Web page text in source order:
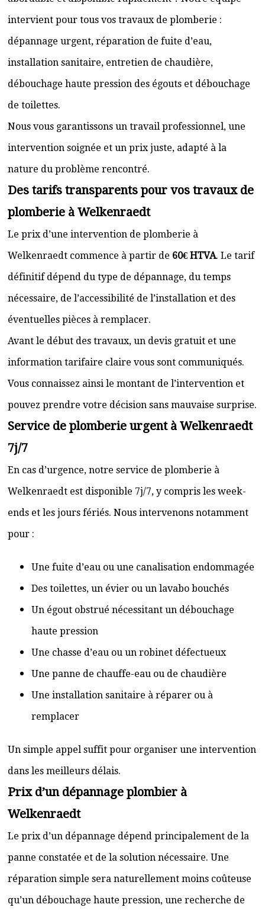
intervient pour tous vos travaux de plomberie :
dépannage urgent, réparation de fuite d’eau,
installation sanitaire, entretien de chaudière,
débouchage haute pression des égouts et débouchage
de toilettes.
Nous vous garantissons un travail professionnel, une
intervention soignée et un prix juste, adapté à la
nature du problème rencontré.
Des tarifs transparents pour vos travaux de
plomberie à Welkenraedt
Le prix d’une intervention de plomberie à
Welkenraedt commence à partir de 60€ HTVA. Le tarif
définitif dépend du type de dépannage, du temps
nécessaire, de l’accessibilité de l’installation et des
éventuelles pièces à remplacer.
Avant le début des travaux, un devis gratuit et une
information tarifaire claire vous sont communiqués.
Vous connaissez ainsi le montant de l’intervention et
pouvez prendre votre décision sans mauvaise surprise.
Service de plomberie urgent à Welkenraedt
7j/7
En cas d’urgence, notre service de plomberie à
Welkenraedt est disponible 7j/7, y compris les week-
ends et les jours fériés. Nous intervenons notamment
pour :
Une fuite d’eau ou une canalisation endommagée
Des toilettes, un évier ou un lavabo bouchés
Un égout obstrué nécessitant un débouchage
haute pression
Une chasse d’eau ou un robinet défectueux
Une panne de chauffe-eau ou de chaudière
Une installation sanitaire à réparer ou à
remplacer
Un simple appel suffit pour organiser une intervention
dans les meilleurs délais.
Prix d’un dépannage plombier à
Welkenraedt
Le prix d’un dépannage dépend principalement de la
panne constatée et de la solution nécessaire. Une
réparation simple sera naturellement moins coûteuse
qu’un débouchage haute pression, une recherche de